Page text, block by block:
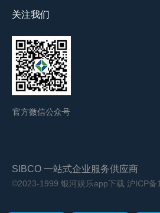
关注我们
官方微信公众号
SIBCO 一站式企业服务供应商
©2023-1999 银河娱乐app下载 沪ICP备